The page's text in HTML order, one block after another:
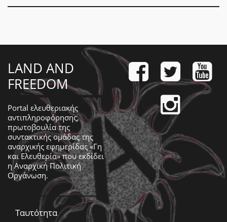
LAND AND
FREEDOM
Portal ελευθεριακής
αντιπληροφόρησης,
πρωτοβουλία της
συντακτικής ομάδας της
αναρχικής εφημερίδας «Γη
και Ελευθερία» που εκδίδει
ηΑναρχική Πολιτική
Οργάνωση.
Ταυτότητα